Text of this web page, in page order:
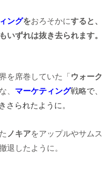
ングをおろそかにすると、
いずれは抜き去られます。
を席巻していた「 ウォーク
、 マーケティング戦略で、
さられた ように。
ノキアをアップルやサムス
退したように。